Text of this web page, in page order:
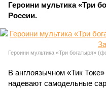
Героини мультика «Три
России.
Героини мультика «Три богатыря»
В англоязычном «Тик
надевают самодельные